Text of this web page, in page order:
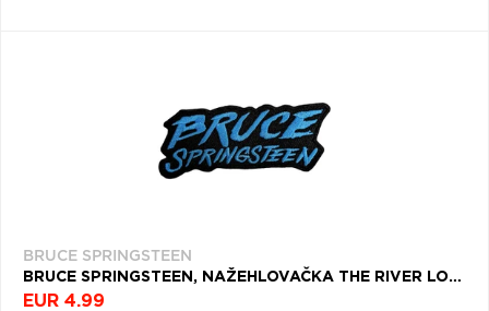
BRUCE SPRINGSTEEN
BRUCE SPRINGSTEEN, NAŽEHLOVAČKA THE RIVER LOGO
EUR 4.99